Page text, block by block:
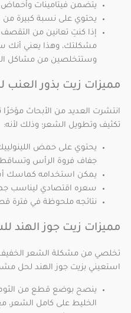
يتضمن فيتامينات
يحتوي على نسبة كبيرة من
إذا كنتِ تعانين من
مشكلتك، وهذا يعني أنك
وستتخلصين من مشاكل
مميزات زيت بذور العنب
انتشرت العديد من الأبحاث
تكثيف وتطويل الشعر؛ وذلك لأنه:
يحتوي على حمض
جفاف فروة الرأس
يمكن استخدامه كماسك
سعره اقتصادي ليناسب
نتائجه ملحوظة في فترة
مميزات زيت جوز الهند
تخلصي من مشكلة الشعر
استعيني بزيت جوز الهند لحل
ينصح بوضع قطع من الثوم
الخليط على كامل الشعر،